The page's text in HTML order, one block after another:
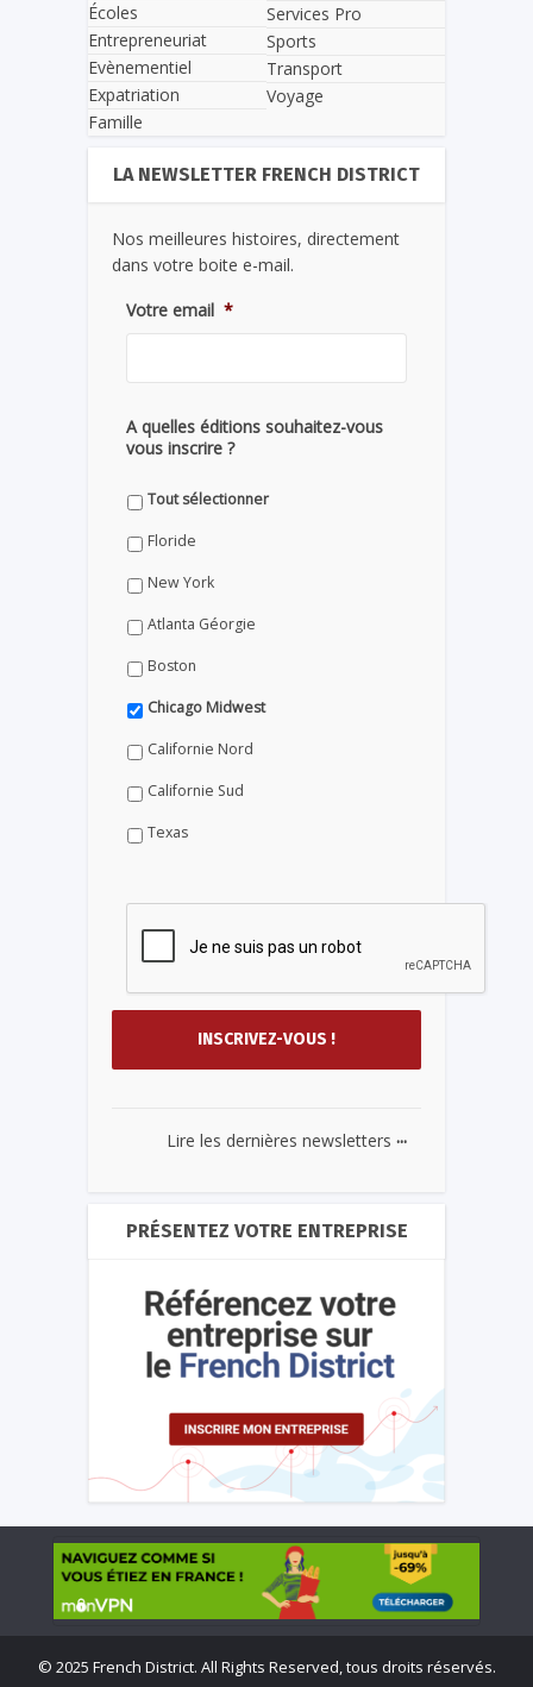
Écoles
Entrepreneuriat
Evènementiel
Expatriation
Famille
Services Pro
Sports
Transport
Voyage
LA NEWSLETTER FRENCH DISTRICT
Nos meilleures histoires, directement
dans votre boite e-mail.
Votre email *
A quelles éditions souhaitez-vous
vous inscrire ?
Tout sélectionner
Floride
New York
Atlanta Géorgie
Boston
Chicago Midwest
Californie Nord
Californie Sud
Texas
Lire les dernières newsletters ...
PRÉSENTEZ VOTRE ENTREPRISE
© 2025 French District. All Rights Reserved, tous droits réservés.